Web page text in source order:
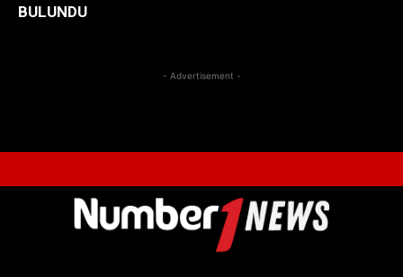
BULUNDU
- Advertisement -